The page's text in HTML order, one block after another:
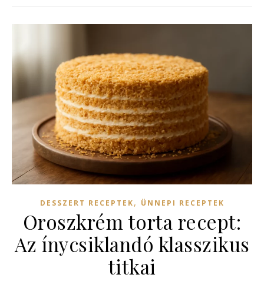
DESSZERT RECEPTEK, ÜNNEPI RECEPTEK
Oroszkrém torta recept:
Az ínycsiklandó klasszikus
titkai